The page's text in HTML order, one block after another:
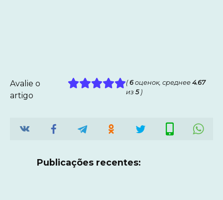
Avalie o
artigo
(6оценок, среднее 4.67
из 5)
Publicações recentes: